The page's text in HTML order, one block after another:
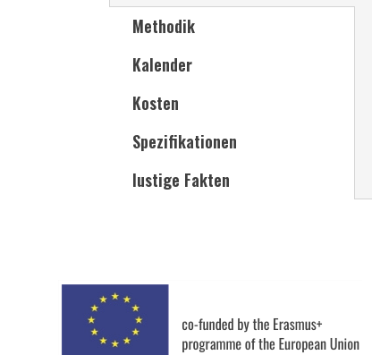
Methodik
Kalender
Kosten
Spezifikationen
lustige Fakten